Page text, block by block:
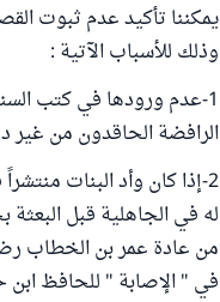
يمكننا تأكيد عدم ثبوت
وذلك للأسباب الآتية :
1-عدم ورودها في كتب
الرافضة الحاقدون من غير
2-إذا كان وأد البنات
له في الجاهلية قبل
من عادة عمر بن الخطاب
في " الإصابة " للحافظ ابن حجر